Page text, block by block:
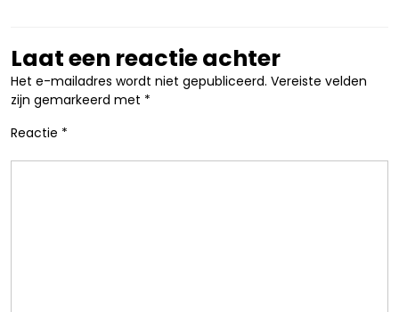
Laat een reactie achter
Het e-mailadres wordt niet gepubliceerd. Vereiste velden
zijn gemarkeerd met *
Reactie *